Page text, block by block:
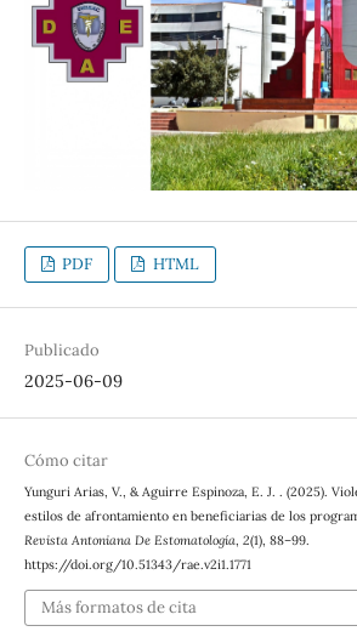
PDF HTML
Publicado
2025-06-09
Cómo citar
Yunguri Arias, V., & Aguirre Espinoza, E. J. . (2025).
estilos de afrontamiento en beneficiarias de los
Revista Antoniana De Estomatología, 2(1), 88–99.
https://doi.org/10.51343/rae.v2i1.1771
Más formatos de cita